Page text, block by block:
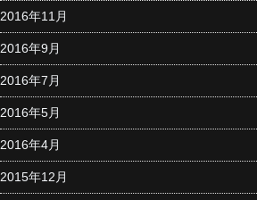
2016年11月
2016年9月
2016年7月
2016年5月
2016年4月
2015年12月